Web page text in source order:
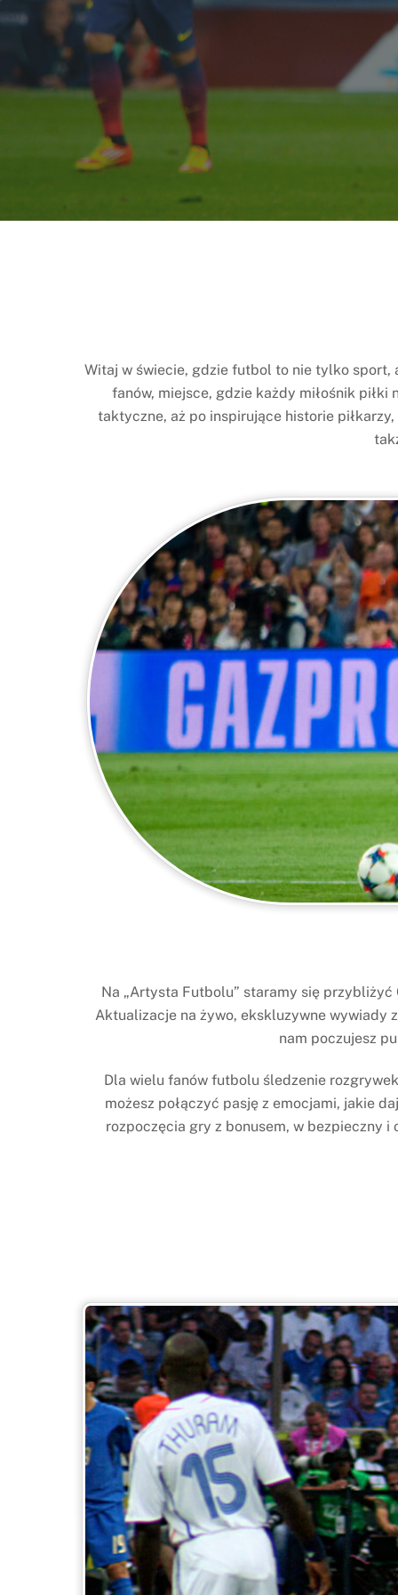
Witaj w świecie, gdzie futbol to nie tylko sport,
fanów, miejsce, gdzie każdy miłośnik
taktyczne, aż po inspirujące historie
Na „Artysta Futbolu” staramy się
Aktualizacje na żywo, ekskluzywne wywiady
nam poczujesz
Dla wielu fanów futbolu śledzenie
możesz połączyć pasję z emocjami, jakie
rozpoczęcia gry z bonusem, w bezpieczny